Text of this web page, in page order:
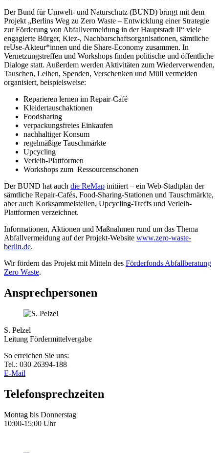
Der Bund für Umwelt- und Naturschutz (BUND) bringt mit dem
Projekt „Berlins Weg zu Zero Waste – Entwicklung einer Strategie
zur Förderung von Abfallvermeidung in der Hauptstadt II“ viele
engagierte Bürger, Kiez-, Nachbarschaftsorganisationen, sämtliche
reUse-Akteur*innen und die Share-Economy zusammen. In
Vernetzungstreffen und Workshops finden politische und öffentliche
Dialoge statt. Außerdem werden Aktivitäten zum Wiederverwenden,
Tauschen, Leihen, Spenden, Verschenken und Müll vermeiden
organisiert, beispielsweise:
Reparieren lernen im Repair-Café
Kleidertauschaktionen
Foodsharing
verpackungsfreies Einkaufen
nachhaltiger Konsum
regelmäßige Tauschmärkte
Upcycling
Verleih-Plattformen
Workshops zum Ressourcenschonen
Der BUND hat auch die ReMap initiiert – ein Web-Stadtplan der
sämtliche Repair-Cafés, Food-Sharing-Stationen und Tauschmärkte,
aber auch Korksammelstellen, Upcycling-Treffs und Verleih-
Plattformen verzeichnet.
Informationen, Aktionen und Maßnahmen rund um das Thema
Abfallvermeidung auf der Projekt-Website www.zero-waste-
berlin.de.
Wir fördern das Projekt mit Mitteln des Förderfonds Abfallberatung
Zero Waste.
Ansprechpersonen
S. Pelzel
Leitung Fördermittelvergabe
So erreichen Sie uns:
Tel.: 030 26394-188
E-Mail
Telefonsprechzeiten
Montag bis Donnerstag
10:00-15:00 Uhr